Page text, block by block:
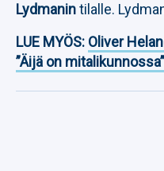
Lydmanintilalle.
LUE MYÖS: Oliver
”Äijä on